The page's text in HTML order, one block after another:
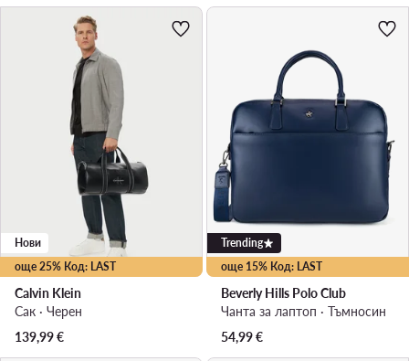
още 25% Код: LAST
Нови
Calvin Klein
Сак · Черен
139,99€
още 15% Код: LAST
Trending
Beverly Hills Polo Club
Чанта за лаптоп · Тъмносин
54,99€